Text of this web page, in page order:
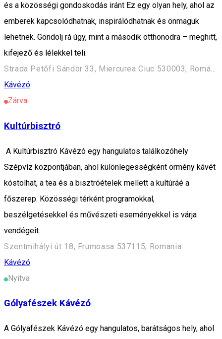
és a közösségi gondoskodás iránt Ez egy olyan hely, ahol az
emberek kapcsolódhatnak, inspirálódhatnak és önmaguk
lehetnek. Gondolj rá úgy, mint a második otthonodra – meghitt,
kifejező és lélekkel teli.
Strada Petőfi Sándor 33, Miercurea Ciuc 530003, Románia
Kávézó
Zárva
Kultúrbisztró
A Kultúrbisztró Kávézó egy hangulatos találkozóhely
Szépvíz központjában, ahol különlegességként örmény kávét
kóstolhat, a tea és a bisztróételek mellett a kultúráé a
főszerep. Közösségi térként programokkal,
beszélgetésekkel és művészeti eseményekkel is várja
vendégeit.
Szentmihályi út 18, Frumoasa 537115, Romania
Kávézó
Nyitva
Gólyafészek Kávézó
A Gólyafészek Kávézó egy hangulatos, barátságos hely, ahol